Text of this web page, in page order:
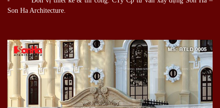
Son Ha Architecture.